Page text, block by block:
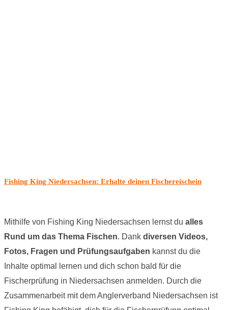
Fishing King Niedersachsen: Erhalte deinen Fischereischein
Mithilfe von Fishing King Niedersachsen lernst du alles
Rund um das Thema Fischen. Dank diversen Videos,
Fotos, Fragen und Prüfungsaufgaben kannst du die
Inhalte optimal lernen und dich schon bald für die
Fischerprüfung in Niedersachsen anmelden. Durch die
Zusammenarbeit mit dem Anglerverband Niedersachsen ist